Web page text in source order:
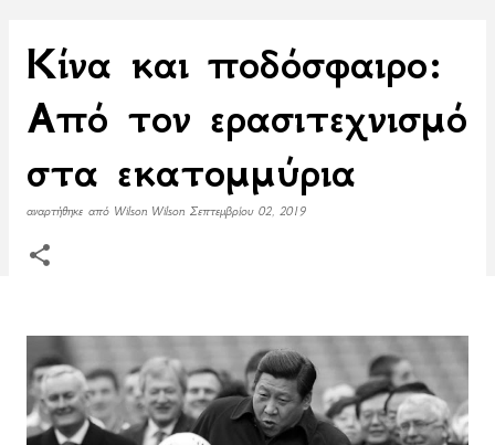
Κίνα και ποδόσφαιρο:
Από τον ερασιτεχνισμό
στα εκατομμύρια
αναρτήθηκε από Wilson Wilson Σεπτεμβρίου 02, 2019